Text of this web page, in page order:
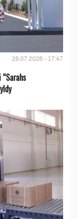
28.07.2026 - 17:47